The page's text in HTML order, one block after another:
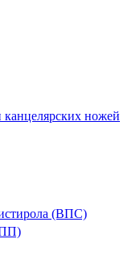
канцелярских ножей
(ВПС)